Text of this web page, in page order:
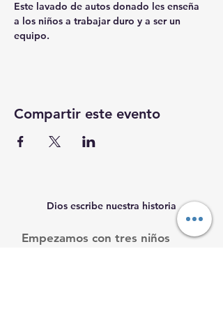
Este lavado de autos donado les enseña
a los niños a trabajar duro y a ser un
equipo.
Compartir este evento
Dios escribe nuestra historia
Empezamos con tres niños